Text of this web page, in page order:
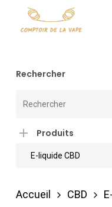
Rechercher
Produits
Accueil CBD